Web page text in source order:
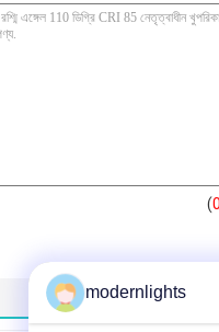
(0
modernlights